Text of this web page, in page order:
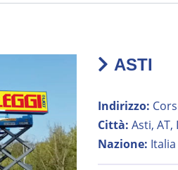
ASTI
Indirizzo:
Città: Asti, AT,
Nazione: Italia